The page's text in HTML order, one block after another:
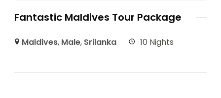
Fantastic Maldives Tour Package
Maldives, Male, Srilanka 10 Nights